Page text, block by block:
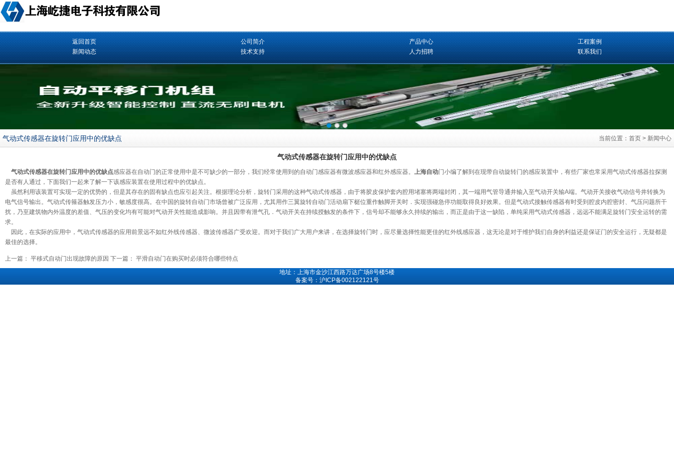
返回首页 公司简介 产品中心
工程案例
新闻动态
技术支持 人力招聘 联系我们
气动式传感器在旋转门应用中的优缺点 当前位置： 首页 > 新闻中心
气动式传感器在旋转门应用中的优缺点
气动式传感器在旋转门应用中的优缺点感应器在自动门的正常使用中是不可缺少的一部分，我们经常使用到的自动门感应器有微波感应器和红外感应器。 上海自动门小编了解到在现带自动旋转门的感应装置中，有些厂家也常采用气动式传感器拉探测
是否有人通过，下面我们一起来了解一下该感应装置在使用过程中的优缺点。
虽然利用该装置可实现一定的优势的，但是其存在的固有缺点也应引起关注。根据理论分析，旋转门采用的这种气动式传感器，由于将胶皮保护套内腔用堵塞将两端封闭，其一端用气管导通井输入至气动开关输A端。气动开关接收气动信号井转换为
电气信号输出。气动式传箍器触发压力小，敏感度很高。在中国的旋转自动门市场曾被广泛应用，尤其用作三翼旋转自动门活动扇下梃位重作触脚开关时．实现强碰急停功能取得良好效果。但是气动式接触传感器有时受到腔皮内腔密封、气压问题所干
扰，乃至建筑物内外温度的差值、气压的变化均有可能对气动开关性能造成影响。并且因带有泄气孔．气动开关在持续授触发的条件下，信号却不能够永久持续的输出，而正是由于这一缺陷，单纯采用气动式传感器，远远不能满足旋转门安全运转的需
求。
因此，在实际的应用中，气动式传感器的应用前景远不如红外线传感器、微波传感器广受欢迎。而对于我们广大用户来讲，在选择旋转门时，应尽量选择性能更佳的红外线感应器，这无论是对于维护我们自身的利益还是保证门的安全运行，无疑都是
最佳的选择。
上一篇： 平移式自动门出现故障的原因 下一篇： 平滑自动门在购买时必须符合哪些特点
地址：上海市金沙江西路万达广场8号楼5楼
备案号：沪ICP备002122121号